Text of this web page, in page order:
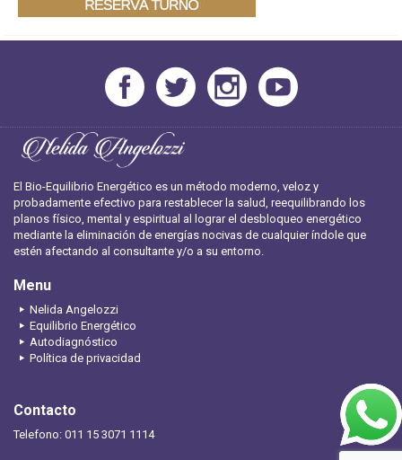
El Bio-Equilibrio Energético es un método moderno, veloz y
probadamente efectivo para restablecer la salud, reequilibrando los
planos físico, mental y espiritual al lograr el desbloqueo energético
mediante la eliminación de energías nocivas de cualquier índole que
estén afectando al consultante y/o a su entorno.
Menu
Nelida Angelozzi
Equilibrio Energético
Autodiagnóstico
Política de privacidad
Contacto
Telefono: 011 15 3071 1114